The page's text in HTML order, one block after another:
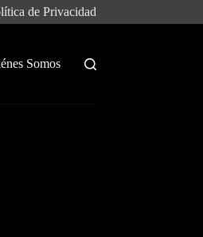
de Privacidad
Somos